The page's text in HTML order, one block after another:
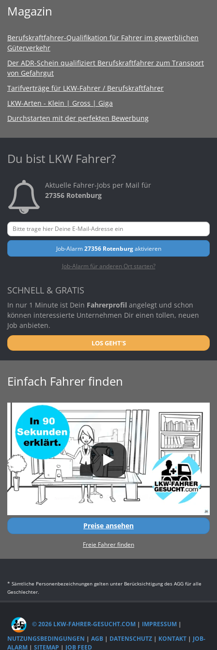
Magazin
Berufskraftfahrer-Qualifikation für Fahrer im gewerblichen
Güterverkehr
Der ADR-Schein qualifiziert Berufskraftfahrer zum Transport
von Gefahrgut
Tarifverträge für LKW-Fahrer / Berufskraftfahrer
LKW-Arten - Klein | Gross | Giga
Durchstarten mit der perfekten Bewerbung
Du bist LKW Fahrer?
Aktuelle Fahrer-Jobs per Mail für
27356 Rotenburg
Job-Alarm27356 Rotenburgaktivieren
Job-Alarm für anderen Ort starten?
SCHNELL & GRATIS
In nur 1 Minute ist Dein Fahrerprofil angelegt und schon
können interessierte Unternehmen Dir einen tollen, neuen
Job anbieten.
LOS GEHT'S
Einfach Fahrer finden
Preise ansehen
Freie Fahrer finden
* Sämtliche Personenbezeichnungen gelten unter Berücksichtigung des AGG für alle
Geschlechter.
© 2026 LKW-FAHRER-GESUCHT.COM | IMPRESSUM |
NUTZUNGSBEDINGUNGEN | AGB | DATENSCHUTZ | KONTAKT | JOB-
ALARM | SITEMAP | JOB FEED